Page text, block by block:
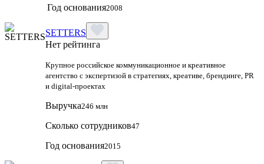
Год основания2008
SETTERS
Нет рейтинга
Крупное российское коммуникационное и креативное
агентство с экспертизой в стратегиях, креативе, брендинге, PR
и digital‑проектах
Выручка246 млн
Сколько сотрудников47
Год основания2015